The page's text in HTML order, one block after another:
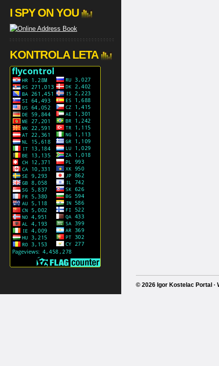
I SPY ON YOU
KONTROLA LETA
© 2026 Igor Kostelac Portal